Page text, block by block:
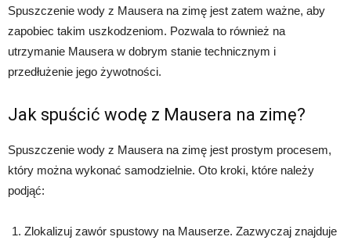
Spuszczenie wody z Mausera na zimę jest zatem ważne, aby
zapobiec takim uszkodzeniom. Pozwala to również na
utrzymanie Mausera w dobrym stanie technicznym i
przedłużenie jego żywotności.
Jak spuścić wodę z Mausera na zimę?
Spuszczenie wody z Mausera na zimę jest prostym procesem,
który można wykonać samodzielnie. Oto kroki, które należy
podjąć:
Zlokalizuj zawór spustowy na Mauserze. Zazwyczaj znajduje